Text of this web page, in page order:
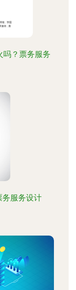
吗？票务服务
务服务设计